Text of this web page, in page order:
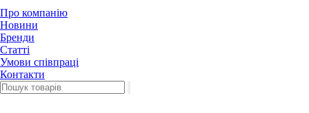
Про компанію
Новини
Бренди
Статті
Умови співпраці
Контакти